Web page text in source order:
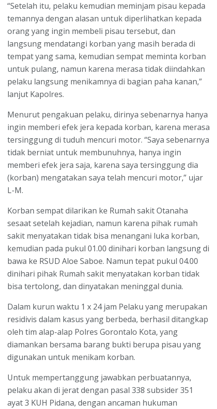
“Setelah itu, pelaku kemudian meminjam pisau kepada
temannya dengan alasan untuk diperlihatkan kepada
orang yang ingin membeli pisau tersebut, dan
langsung mendatangi korban yang masih berada di
tempat yang sama, kemudian sempat meminta korban
untuk pulang, namun karena merasa tidak diindahkan
pelaku langsung menikamnya di bagian paha kanan,”
lanjut Kapolres.
Menurut pengakuan pelaku, dirinya sebenarnya hanya
ingin memberi efek jera kepada korban, karena merasa
tersinggung di tuduh mencuri motor. “Saya sebenarnya
tidak berniat untuk membunuhnya, hanya ingin
memberi efek jera saja, karena saya tersinggung dia
(korban) mengatakan saya telah mencuri motor,” ujar
L-M.
Korban sempat dilarikan ke Rumah sakit Otanaha
sesaat setelah kejadian, namun karena pihak rumah
sakit menyatakan tidak bisa menangani luka korban,
kemudian pada pukul 01.00 dinihari korban langsung di
bawa ke RSUD Aloe Saboe. Namun tepat pukul 04.00
dinihari pihak Rumah sakit menyatakan korban tidak
bisa tertolong, dan dinyatakan meninggal dunia.
Dalam kurun waktu 1 x 24 jam Pelaku yang merupakan
residivis dalam kasus yang berbeda, berhasil ditangkap
oleh tim alap-alap Polres Gorontalo Kota, yang
diamankan bersama barang bukti berupa pisau yang
digunakan untuk menikam korban.
Untuk mempertanggung jawabkan perbuatannya,
pelaku akan di jerat dengan pasal 338 subsider 351
ayat 3 KUH Pidana, dengan ancaman hukuman